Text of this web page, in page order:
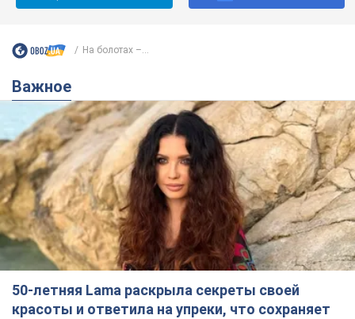
На болотах –...
Важное
50-летняя Lama раскрыла секреты своей
красоты и ответила на упреки, что сохраняет